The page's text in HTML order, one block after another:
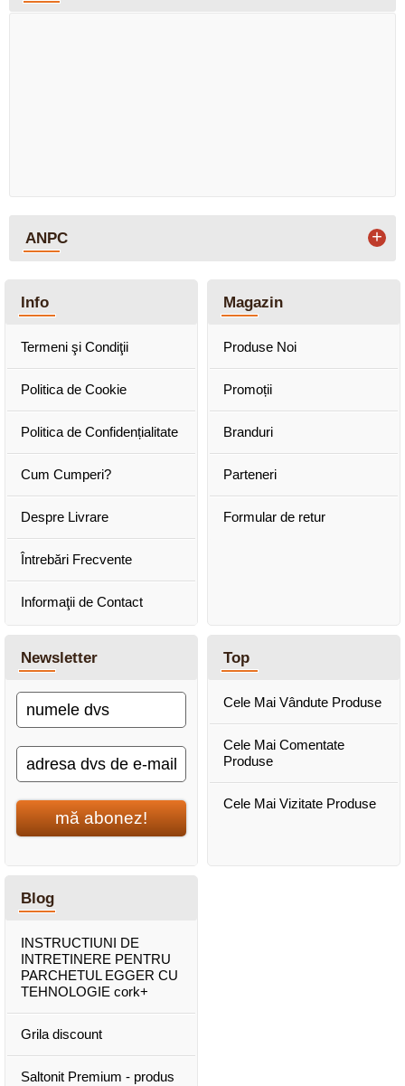
ANPC +
Info
Termeni şi Condiţii
Politica de Cookie
Politica de Confidențialitate
Cum Cumperi?
Despre Livrare
Întrebări Frecvente
Informaţii de Contact
Magazin
Produse Noi
Promoții
Branduri
Parteneri
Formular de retur
Newsletter
mă abonez!
Top
Cele Mai Vândute Produse
Cele Mai Comentate
Produse
Cele Mai Vizitate Produse
Blog
INSTRUCTIUNI DE
INTRETINERE PENTRU
PARCHETUL EGGER CU
TEHNOLOGIE cork+
Grila discount
Saltonit Premium - produs